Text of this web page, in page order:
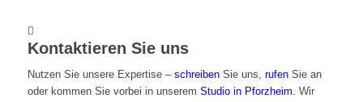
Kontaktieren Sie uns
Nutzen Sie unsere Expertise – schreibenSie uns, rufenSie an
oder kommen Sie vorbei in unserem Studio in Pforzheim. Wir